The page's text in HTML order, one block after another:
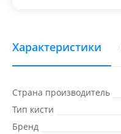
Характеристики
Страна производитель
Тип кисти
Бренд